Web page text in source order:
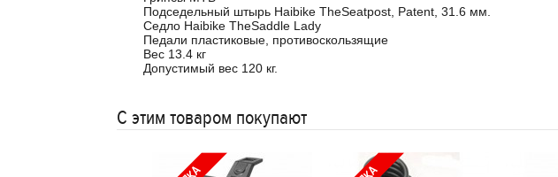
Подседельный штырь Haibike TheSeatpost, Patent, 31.6 мм.
Седло Haibike TheSaddle Lady
Педали пластиковые, противоскользящие
Вес 13.4 кг
Допустимый вес 120 кг.
С этим товаром покупают